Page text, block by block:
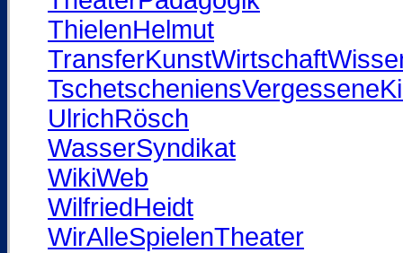
ThielenHelmut
UlrichRösch
WasserSyndikat
WikiWeb
WilfriedHeidt
WirAlleSpielenTheater